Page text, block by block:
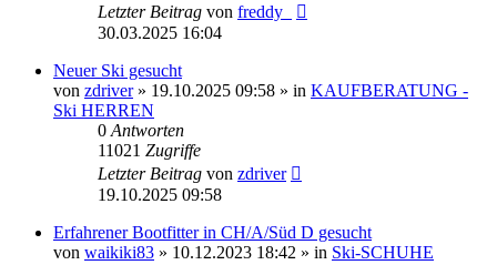
Letzter Beitrag von freddy_
30.03.2025 16:04
Neuer Ski gesucht
von zdriver» 19.10.2025 09:58 » in KAUFBERATUNG -
Ski HERREN
0 Antworten
11021 Zugriffe
Letzter Beitrag von zdriver
19.10.2025 09:58
Erfahrener Bootfitter in CH/A/Süd D gesucht
von waikiki83 » 10.12.2023 18:42 » in Ski-SCHUHE